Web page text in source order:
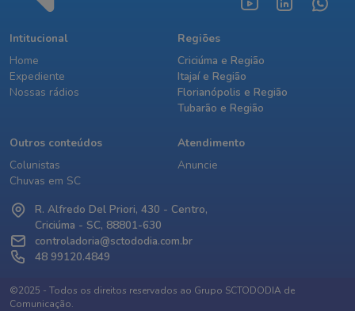
Intitucional
Home
Expediente
Nossas rádios
Regiões
Criciúma e Região
Itajaí e Região
Florianópolis e Região
Tubarão e Região
Outros conteúdos
Colunistas
Chuvas em SC
Atendimento
Anuncie
R. Alfredo Del Priori, 430 - Centro,
Criciúma - SC, 88801-630
controladoria@sctododia.com.br
48 99120.4849
©2025 - Todos os direitos reservados ao Grupo SCTODODIA de
Comunicação.